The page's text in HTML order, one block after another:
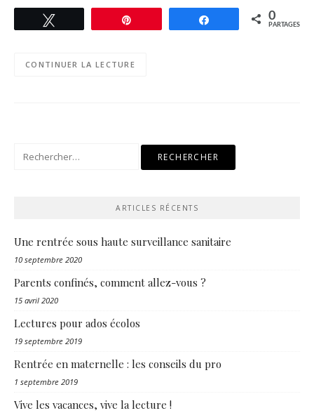
Partagez 0
PARTAGES
CONTINUER LA LECTURE
Rechercher :
ARTICLES RÉCENTS
Une rentrée sous haute surveillance sanitaire
10 septembre 2020
Parents confinés, comment allez-vous ?
15 avril 2020
Lectures pour ados écolos
19 septembre 2019
Rentrée en maternelle : les conseils du pro
1 septembre 2019
Vive les vacances, vive la lecture !